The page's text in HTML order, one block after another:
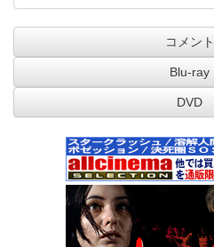
コメント
Blu-ray
DVD